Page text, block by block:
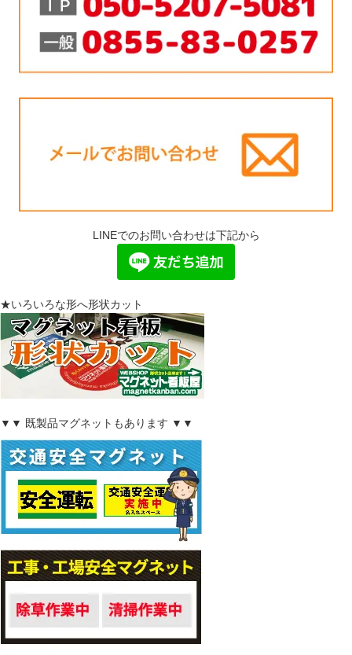
LINEでのお問い合わせは下記から
★いろいろな形へ形状カット
▼▼ 既製品マグネットもあります ▼▼